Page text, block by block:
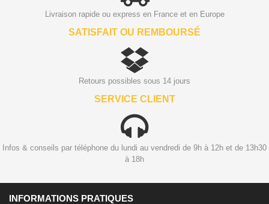
Livraison rapide ou express en France et en Europe
SATISFAIT OU REMBOURSÉ
Retours possibles sous 14 jours
SERVICE CLIENT
Infos & conseils par téléphone du lundi au vendredi de 9h à 12h et de 13h30
à 18h
INFORMATIONS PRATIQUES